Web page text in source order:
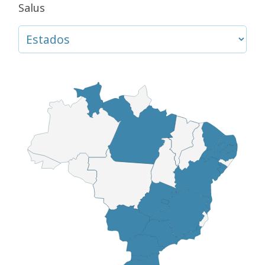
Salus